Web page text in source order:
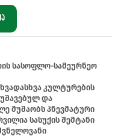
სასოფლო-სამეურნეო
კულტურების
და
მუშაობს პნევმატური
სასუქის შემტანი